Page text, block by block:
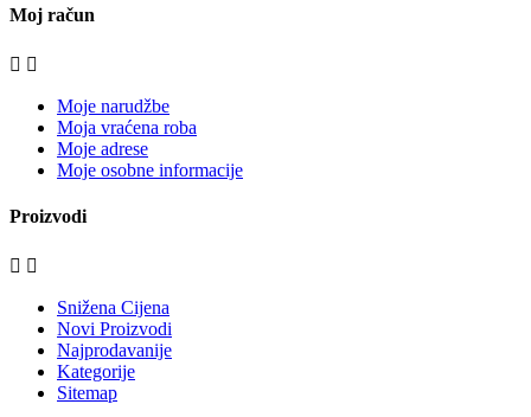
Moj račun
 
Moje narudžbe
Moja vraćena roba
Moje adrese
Moje osobne informacije
Proizvodi
 
Snižena Cijena
Novi Proizvodi
Najprodavanije
Kategorije
Sitemap